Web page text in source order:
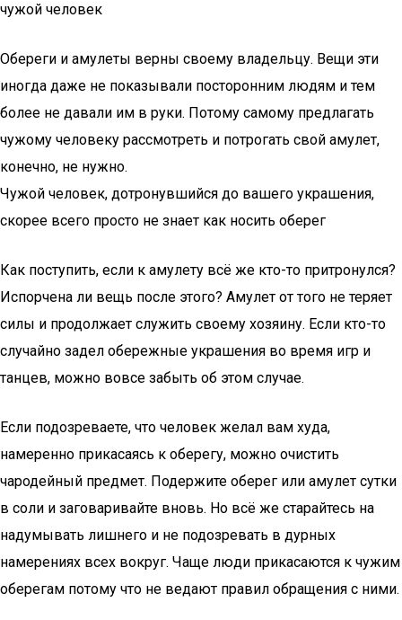
чужой человек
Обереги и амулеты верны своему владельцу. Вещи эти
иногда даже не показывали посторонним людям и тем
более не давали им в руки. Потому самому предлагать
чужому человеку рассмотреть и потрогать свой амулет,
конечно, не нужно.
Чужой человек, дотронувшийся до вашего украшения,
скорее всего просто не знает как носить оберег
Как поступить, если к амулету всё же кто-то притронулся?
Испорчена ли вещь после этого? Амулет от того не теряет
силы и продолжает служить своему хозяину. Если кто-то
случайно задел обережные украшения во время игр и
танцев, можно вовсе забыть об этом случае.
Если подозреваете, что человек желал вам худа,
намеренно прикасаясь к оберегу, можно очистить
чародейный предмет. Подержите оберег или амулет сутки
в соли и заговаривайте вновь. Но всё же старайтесь на
надумывать лишнего и не подозревать в дурных
намерениях всех вокруг. Чаще люди прикасаются к чужим
оберегам потому что не ведают правил обращения с ними.